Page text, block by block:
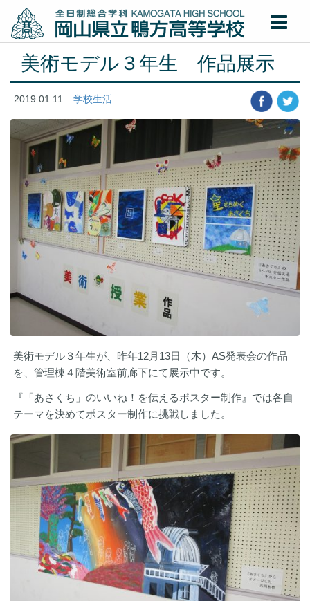
美術モデル３年生 作品展示
2019.01.11 学校生活
美術モデル３年生が、昨年12月13日（木）AS発表会の作品
を、管理棟４階美術室前廊下にて展示中です。
『「あさくち」のいいね！を伝えるポスター制作』では各自
テーマを決めてポスター制作に挑戦しました。